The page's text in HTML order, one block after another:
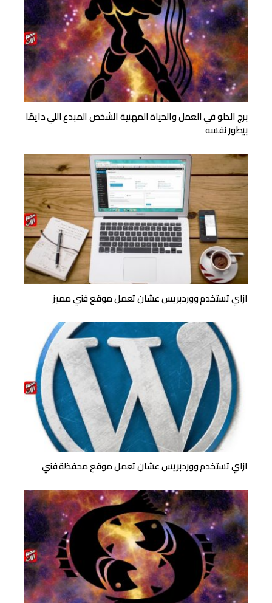
برج الدلو في العمل والحياة المهنية الشخص المبدع اللي دايمًا
بيطور نفسه
ازاي تستخدم ووردبريس عشان تعمل موقع فني مميز
ازاي تستخدم ووردبريس عشان تعمل موقع محفظة فني